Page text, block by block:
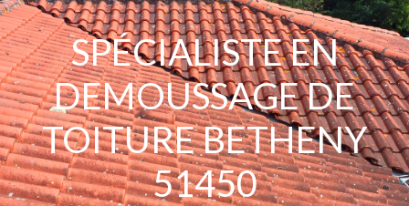
SPÉCIALISTE EN
DEMOUSSAGE DE
TOITURE BETHENY
51450